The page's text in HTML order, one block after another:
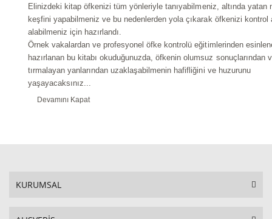
Elinizdeki kitap öfkenizi tüm yönleriyle tanıyabilmeniz, altında yatan
keşfini yapabilmeniz ve bu nedenlerden yola çıkarak öfkenizi kontrol
alabilmeniz için hazırlandı.
Örnek vakalardan ve profesyonel öfke kontrolü eğitimlerinden
hazırlanan bu kitabı okuduğunuzda, öfkenin olumsuz sonuçlarından
tırmalayan yanlarından uzaklaşabilmenin hafifliğini ve huzurunu
yaşayacaksınız...
Devamını Kapat
KURUMSAL